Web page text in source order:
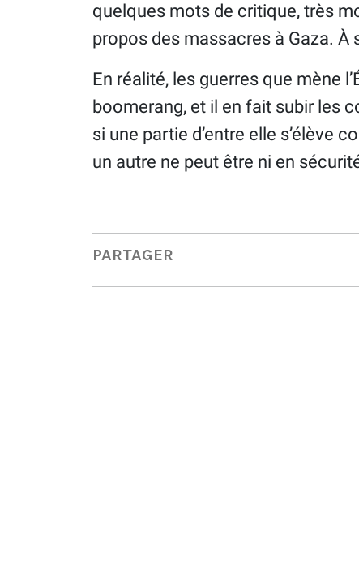
quelques mots de critique, très
propos des massacres à Gaza. À
En réalité, les guerres que mène
boomerang, et il en fait subir les
si une partie d’entre elle s’élève
un autre ne peut être ni en
PARTAGER